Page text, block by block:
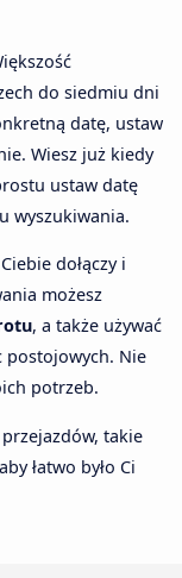
do siedmiu dni
datę, ustaw
Wiesz już kiedy
ustaw datę
wyszukiwania.
dołączy i
możesz
, a także używać
postojowych. Nie
potrzeb.
takie
łatwo było Ci